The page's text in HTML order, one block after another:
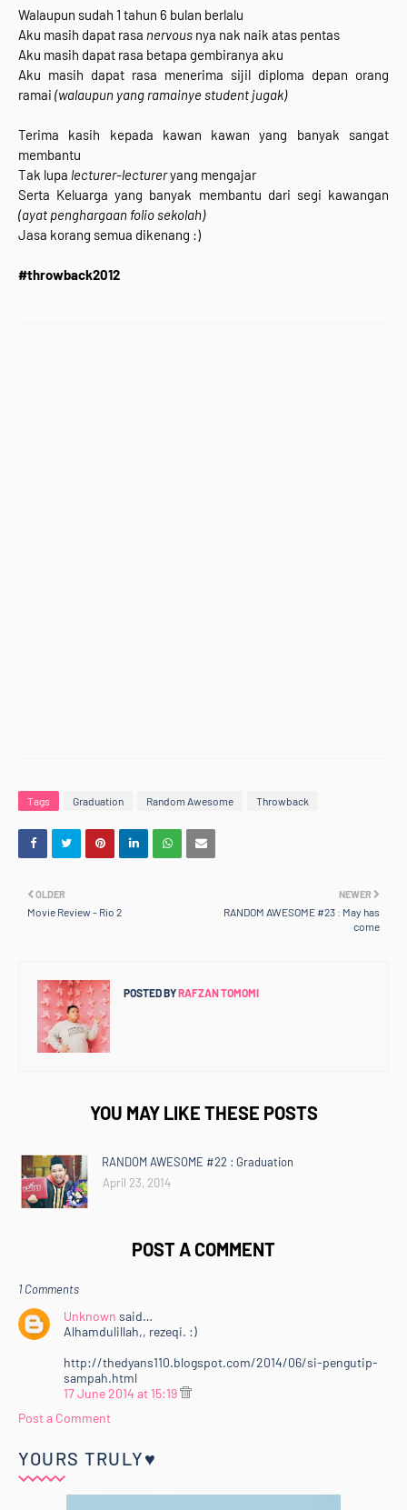
Walaupun sudah 1 tahun 6 bulan berlalu
Aku masih dapat rasa nervous nya nak naik atas pentas
Aku masih dapat rasa betapa gembiranya aku
Aku masih dapat rasa menerima sijil diploma depan orang
ramai (walaupun yang ramainye student jugak)
Terima kasih kepada kawan kawan yang banyak sangat
membantu
Tak lupa lecturer-lectureryang mengajar
Serta Keluarga yang banyak membantu dari segi kawangan
(ayat penghargaan folio sekolah)
Jasa korang semua dikenang :)
#throwback2012
Tags Graduation Random Awesome Throwback
NEWER
RANDOM AWESOME #23 : May has
come
OLDER
Movie Review - Rio 2
POSTED BYRAFZAN TOMOMI
YOU MAY LIKE THESE POSTS
RANDOM AWESOME #22 : Graduation
April 23, 2014
POST A COMMENT
1 Comments
Unknown said…
Alhamdulillah,, rezeqi. :)
http://thedyans110.blogspot.com/2014/06/si-pengutip-
sampah.html
17 June 2014 at 15:19
Post a Comment
YOURS TRULY♥